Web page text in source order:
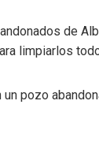
de
limpiarlos